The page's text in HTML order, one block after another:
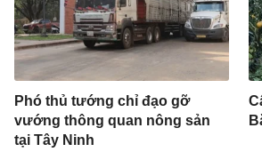
Phó thủ tướng chỉ đạo gỡ
vướng thông quan nông sản
tại Tây Ninh